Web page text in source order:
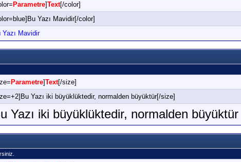
Parametre]Text[/color]
Yazı Mavidir[/color]
Yazı Mavidir
Parametre]Text[/size]
Yazı iki büyüklüktedir, normalden büyüktür[/size]
Yazı iki büyüklüktedir, normalden büyüktür